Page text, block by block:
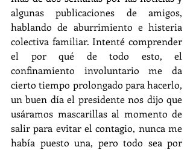
algunas publicaciones de amigos,
hablando de aburrimiento e histeria
colectiva familiar. Intenté comprender
el por qué de todo esto, el
confinamiento involuntario me da
cierto tiempo prolongado para hacerlo,
un buen día el presidente nos dijo que
usáramos mascarillas al momento de
salir para evitar el contagio, nunca me
había puesto una, pero todo sea por